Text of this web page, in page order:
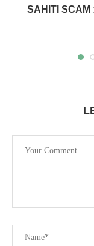
SAHITI